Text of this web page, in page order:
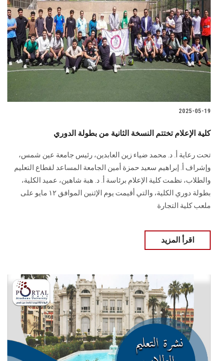
2025-05-19
كلية الإعلام تختتم النسخة الثانية من بطولة الدوري
تحت رعاية أ. د. محمد ضياء زين العابدين، رئيس جامعة عين شمس،
وإشراف أ. إبراهيم سعيد حمزة أمين الجامعة المساعد لقطاع التعليم
والطلاب، نظمت كلية الإعلام برئاسة أ. د. هبة شاهين، عميد الكلية،
بطولة دوري الكلية، والتي أقيمت يوم الإثنين الموافق ١٢ مايو على
ملعب كلية التجارة
اقرأ المزيد